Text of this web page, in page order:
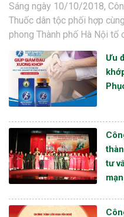
Sáng ngày 10/10/2018,
Thuốc dân tộc phối hợp
phong Thành phố Hà Nội tổ
Ưu
tư